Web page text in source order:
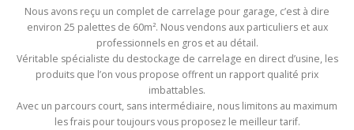
Nous avons reçu un complet de carrelage pour garage, c’est à dire
environ 25 palettes de 60m². Nous vendons aux particuliers et aux
professionnels en gros et au détail.
Véritable spécialiste du destockage de carrelage en direct d’usine, les
produits que l’on vous propose offrent un rapport qualité prix
imbattables.
Avec un parcours court, sans intermédiaire, nous limitons au maximum
les frais pour toujours vous proposez le meilleur tarif.